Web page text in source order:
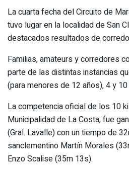
La cuarta fecha del Circuito de
tuvo lugar en la localidad de San
destacados resultados de
Familias, amateurs y corredores
parte de las distintas instancias
(para menores de 12 años), 4 y
La competencia oficial de los 10
Municipalidad de La Costa, fue
(Gral. Lavalle) con un tiempo de
sanclementino Martín Morales
Enzo Scalise (35m 13s).